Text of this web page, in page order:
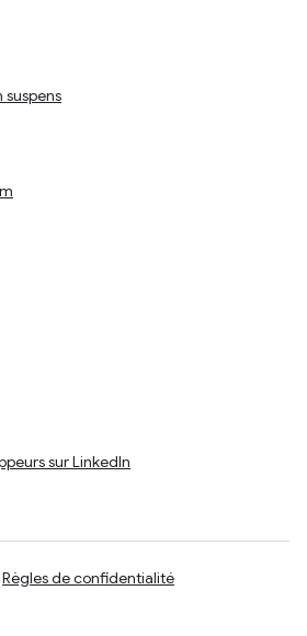
suspens
sur LinkedIn
Règles de confidentialité